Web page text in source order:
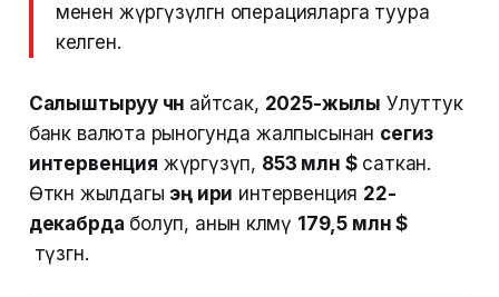
менен жүргүзүлгөн операцияларга туура
келген.
Салыштыруу үчүн айтсак, 2025-жылы Улуттук
банк валюта рыногунда жалпысынан сегиз
интервенция жүргүзүп, 853 млн $саткан.
Өткөн жылдагы эң ири интервенция 22-
декабрда болуп, анын көлөмү 179,5 млн $
түзгөн.